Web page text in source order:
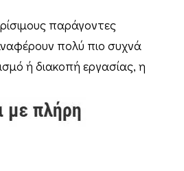
παράγοντες
πολύ πιο συχνά
ή διακοπή εργασίας, η